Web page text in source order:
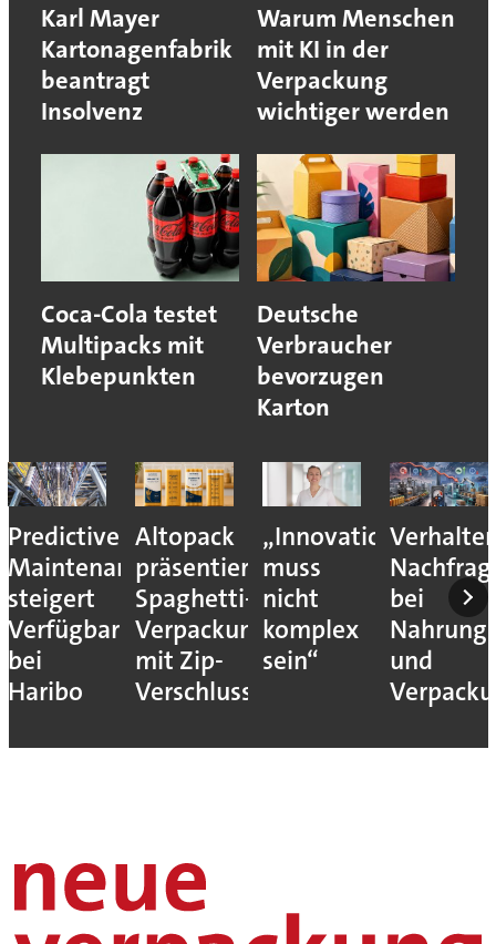
Karl Mayer
Kartonagenfabrik
beantragt
Insolvenz
Warum Menschen
mit KI in der
Verpackung
wichtiger werden
Coca-Cola testet
Multipacks mit
Klebepunkten
Deutsche
Verbraucher
bevorzugen
Karton
Predictive
Maintenance
steigert
Verfügbarkeit
bei
Haribo
Altopack
präsentiert
Spaghetti-
Verpackung
mit Zip-
Verschluss
„Innovation
muss
nicht
komplex
sein“
bei
und